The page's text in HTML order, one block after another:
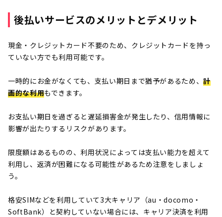
後払いサービスのメリットとデメリット
現金・クレジットカード不要のため、クレジットカードを持っ
ていない方でも利用可能です。
一時的にお金がなくても、支払い期日まで猶予があるため、計
画的な利用もできます。
お支払い期日を過ぎると遅延損害金が発生したり、信用情報に
影響が出たりするリスクがあります。
限度額はあるものの、利用状況によっては支払い能力を超えて
利用し、返済が困難になる可能性があるため注意をしましょ
う。
格安SIMなどを利用していて3大キャリア（au・docomo・
SoftBank）と契約していない場合には、キャリア決済を利用